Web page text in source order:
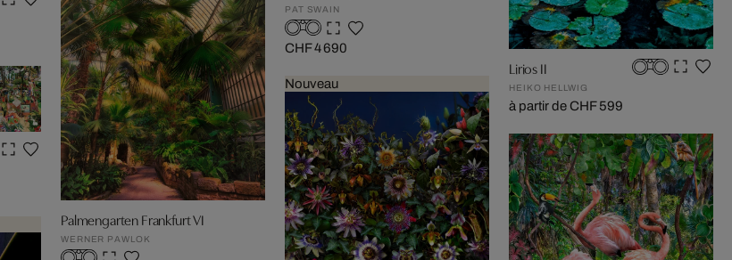
Palmengarten Frankfurt VI
WERNER PAWLOK
PAT SWAIN
CHF 4 690
Nouveau
Lirios II
HEIKO HELLWIG
à partir de CHF 599